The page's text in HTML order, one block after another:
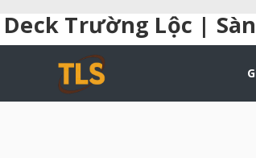
Deck Trường Lộc |